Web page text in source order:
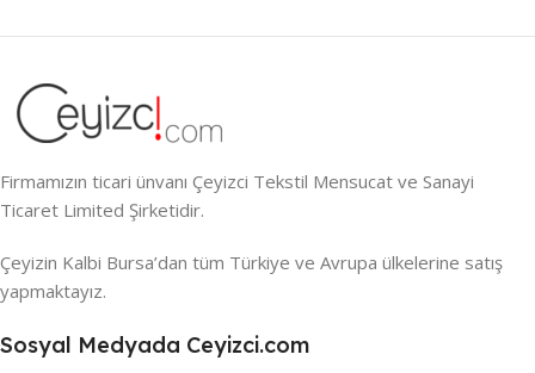
Firmamızın ticari ünvanı Çeyizci Tekstil Mensucat ve Sanayi
Ticaret Limited Şirketidir.
Çeyizin Kalbi Bursa’dan tüm Türkiye ve Avrupa ülkelerine satış
yapmaktayız.
Sosyal Medyada Ceyizci.com